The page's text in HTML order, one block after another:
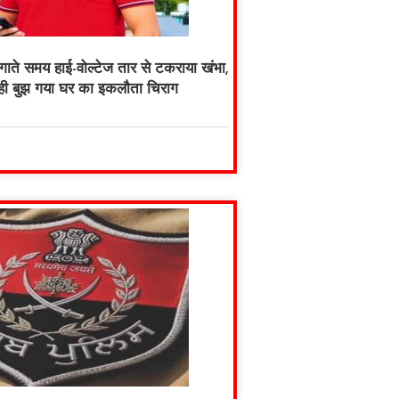
समय हाई-वोल्टेज तार से टकराया खंभा,
गया घर का इकलौता चिराग